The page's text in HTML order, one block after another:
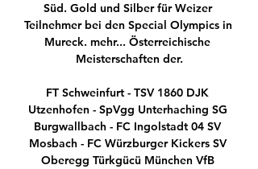
Süd. Gold und Silber für Weizer
Teilnehmer bei den Special Olympics in
Mureck. mehr... Österreichische
Meisterschaften der.
FT Schweinfurt - TSV 1860 DJK
Utzenhofen - SpVgg Unterhaching SG
Burgwallbach - FC Ingolstadt 04 SV
Mosbach - FC Würzburger Kickers SV
Oberegg Türkgücü München VfB